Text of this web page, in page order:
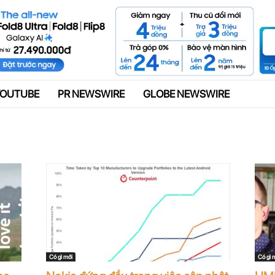
Quảng cáo
PR NEWSWIRE GLOBE NEWSWIRE
Có gì mới Có gì